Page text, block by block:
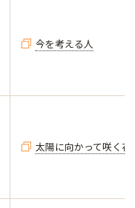
今を考える人
太陽に向かって咲く花